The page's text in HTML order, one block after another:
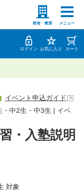
校舎・教室 メニュー
学校の先生
ログイン お気に入り カート
・入塾説明
中2生・中3生 | イベ
イベント申込ガイド
対象